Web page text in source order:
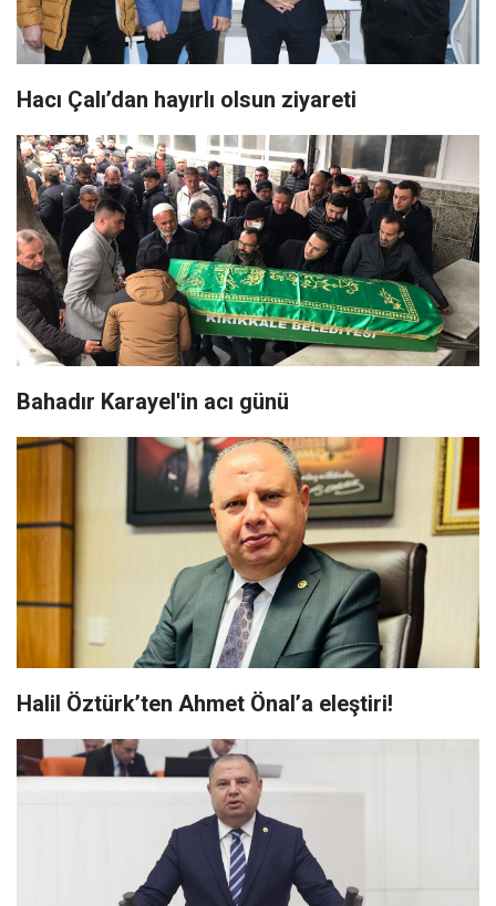
Hacı Çalı’dan hayırlı olsun ziyareti
Bahadır Karayel'in acı günü
Halil Öztürk’ten Ahmet Önal’a eleştiri!